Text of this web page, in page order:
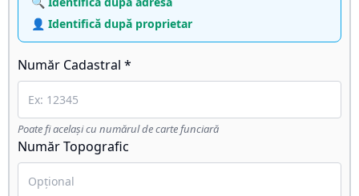
👤 Identifică după proprietar
Număr Cadastral *
Poate fi același cu numărul de carte funciară
Număr Topografic